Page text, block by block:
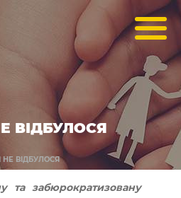
ВІДБУЛОСЯ
ВІДБУЛОСЯ
та забюрократизовану